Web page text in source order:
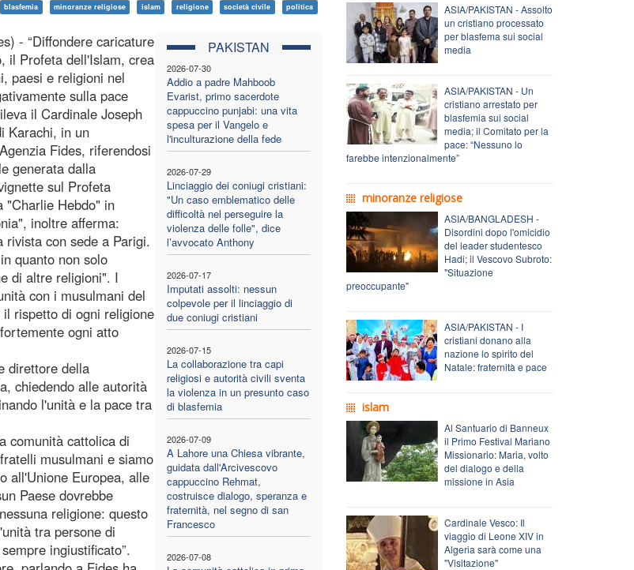
blasfemia minoranze religiose islam religione società civile politica
PAKISTAN
2026-07-30
Addio a padre Mahboob
Evarist, primo sacerdote
cappuccino punjabi: una vita
spesa per il Vangelo e
l'inculturazione della fede
2026-07-29
Linciaggio dei coniugi cristiani:
"Un caso emblematico delle
difficoltà nel perseguire la
violenza delle folle", dice
l’avvocato Anthony
2026-07-17
Imputati assolti: nessun
colpevole per il linciaggio di
due coniugi cristiani
2026-07-15
La collaborazione tra capi
religiosi e autorità civili sventa
la violenza in un presunto caso
di blasfemia
2026-07-09
A Lahore una Chiesa vibrante,
guidata dall'Arcivescovo
cappuccino Rehmat,
costruisce dialogo, speranza e
fraternità, nel segno di san
Francesco
2026-07-08
- “Diffondere caricature
il Profeta dell'Islam, crea
paesi e religioni nel
sulla pace
il Cardinale Joseph
Karachi, in un
Fides, riferendosi
generata dalla
sul Profeta
"Charlie Hebdo" in
inoltre afferma:
con sede a Parigi.
quanto non solo
di altre religioni". I
con i musulmani del
rispetto di ogni religione
ogni atto
direttore della
chiedendo alle autorità
l'unità e la pace tra
comunità cattolica di
musulmani e siamo
all'Unione Europea, alle
Paese dovrebbe
religione: questo
tra persone di
ingiustificato”.
ASIA/PAKISTAN - Assolto
un cristiano processato
per blasfema sui social
media
ASIA/PAKISTAN - Un
cristiano arrestato per
blasfemia sui social
media; il Comitato per la
pace: “Nessuno lo
farebbe intenzionalmente”
minoranze religiose
ASIA/BANGLADESH -
Disordini dopo l'omicidio
del leader studentesco
Hadi; il Vescovo Subroto:
"Situazione
preoccupante"
ASIA/PAKISTAN - I
cristiani donano alla
nazione lo spirito del
Natale: fraternità e pace
islam
Al Santuario di Banneux
il Primo Festival Mariano
Missionario: Maria, volto
del dialogo e della
missione in Asia
Cardinale Vesco: Il
viaggio di Leone XIV in
Algeria sarà come una
"Visitazione"